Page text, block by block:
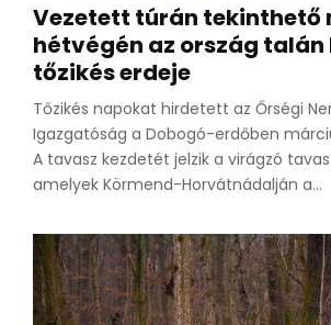
Vezetett túrán tekinthető
hétvégén az ország talán
tőzikés erdeje
Tőzikés napokat hirdetett az Őrségi
Igazgatóság a Dobogó-erdőben
A tavasz kezdetét jelzik a virágzó
amelyek Körmend-Horvátnádalján a...